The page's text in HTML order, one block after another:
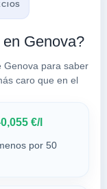
Genova?
Genova para saber
caro que en el
€/l
por 50